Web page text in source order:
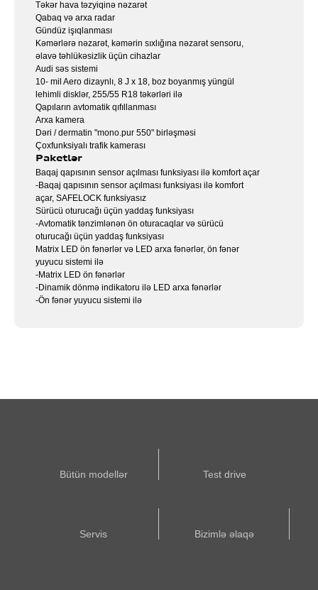
Təkər hava təzyiqinə nəzarət
Qabaq və arxa radar
Gündüz işıqlanması
Kəmərlərə nəzarət, kəmərin sıxlığına nəzarət sensoru,
əlavə təhlükəsizlik üçün cihazlar
Audi səs sistemi
10- mil Aero dizaynlı, 8 J x 18, boz boyanmış yüngül
lehimli disklər, 255/55 R18 təkərləri ilə
Qapıların avtomatik qıfıllanması
Arxa kamera
Dəri / dermatin "mono.pur 550" birləşməsi
Çoxfunksiyalı trafik kamerası
Paketlər
Baqaj qapısının sensor açılması funksiyası ilə komfort açar
-Baqaj qapısının sensor açılması funksiyası ilə komfort
açar, SAFELOCK funksiyasız
Sürücü oturucağı üçün yaddaş funksiyası
-Avtomatik tənzimlənən ön oturacaqlar və sürücü
oturucağı üçün yaddaş funksiyası
Matrix LED ön fənərlər və LED arxa fənərlər, ön fənər
yuyucu sistemi ilə
-Matrix LED ön fənərlər
-Dinamik dönmə indikatoru ilə LED arxa fənərlər
-Ön fənər yuyucu sistemi ilə
Bütün modellər Test drive
Servis Bizimlə əlaqə